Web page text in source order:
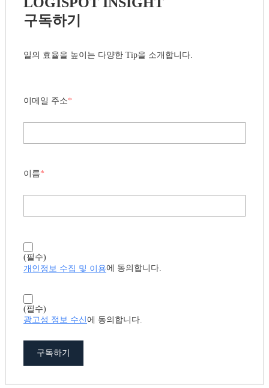
구독하기
일의 효율을 높이는 다양한 Tip을 소개합니다.
이메일 주소*
이름*
(필수)
개인정보 수집 및 이용에 동의합니다.
(필수)
광고성 정보 수신에 동의합니다.
구독하기